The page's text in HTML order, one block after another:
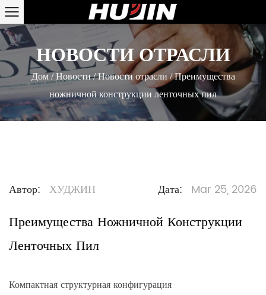
НОВОСТИ ОТРАСЛИ
Дом/Новости/Новости отрасли/Преимущества
ножничной конструкции ленточных пил
Автор: ХУДЖИН Дата: Mar 25, 2026
Преимущества Ножничной Конструкции
Ленточных Пил
Компактная структурная конфигурация